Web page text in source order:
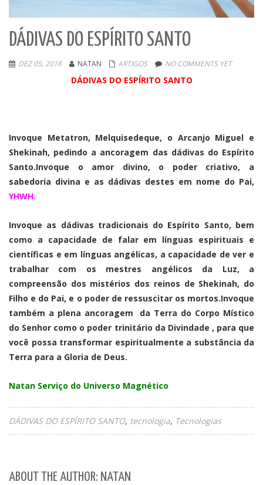
DÁDIVAS DO ESPÍRITO SANTO
DEZ 05, 2018 NATAN ARTIGOS NO COMMENTS YET
DÁDIVAS DO ESPÍRITO SANTO
Invoque Metatron, Melquisedeque, o Arcanjo Miguel e
Shekinah, pedindo a ancoragem das dádivas do Espírito
Santo.Invoque o amor divino, o poder criativo, a
sabedoria divina e as dádivas destes em nome do Pai,
YHWH.
Invoque as dádivas tradicionais do Espírito Santo, bem
como a capacidade de falar em línguas espirituais e
científicas e em línguas angélicas, a capacidade de ver e
trabalhar com os mestres angélicos da Luz, a
compreensão dos mistérios dos reinos de Shekinah, do
Filho e do Pai, e o poder de ressuscitar os mortos.Invoque
também a plena ancoragem da Terra do Corpo Místico
do Senhor como o poder trinitário da Divindade , para que
você possa transformar espiritualmente a substância da
Terra para a Gloria de Deus.
Natan Serviço do Universo Magnético
DÁDIVAS DO ESPÍRITO SANTO tecnologia Tecnologias
ABOUT THE AUTHOR: NATAN